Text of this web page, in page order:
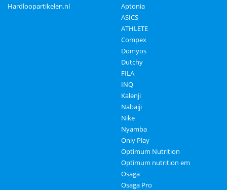
Hardloopartikelen.nl
Aptonia
ASICS
ATHLETE
Compex
Domyos
Dutchy
FILA
INQ
Kalenji
Nabaiji
Nike
Nyamba
Only Play
Optimum Nutrition
Optimum nutrition em
Osaga
Osaga Pro